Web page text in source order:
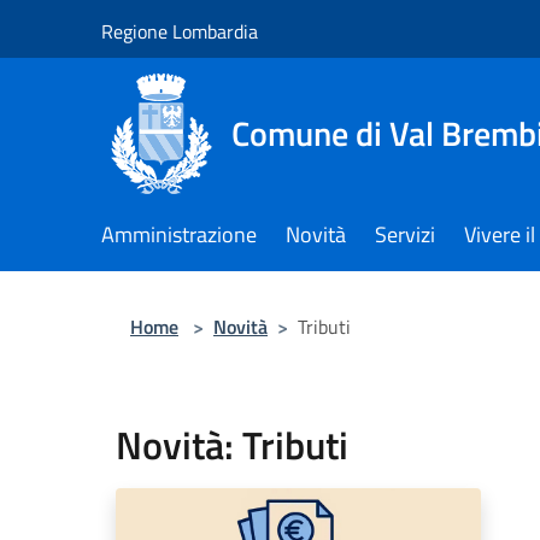
Regione Lombardia
Comune di Val
Amministrazione Novità Servizi Vivere
Home > Novità > Tributi
Novità: Tributi